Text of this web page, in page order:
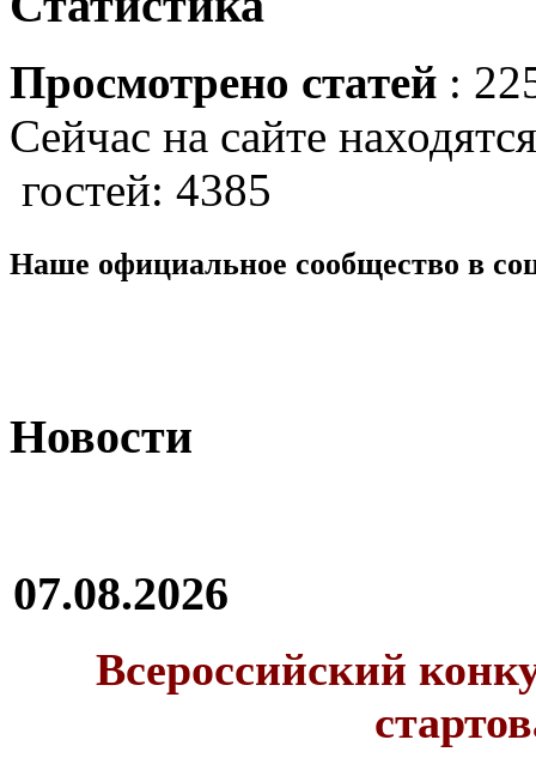
Просмотрено статей :
Сейчас на сайте
гостей: 4385
Наше официальное сообщество в
Новости
07.08.2026
Всероссийский